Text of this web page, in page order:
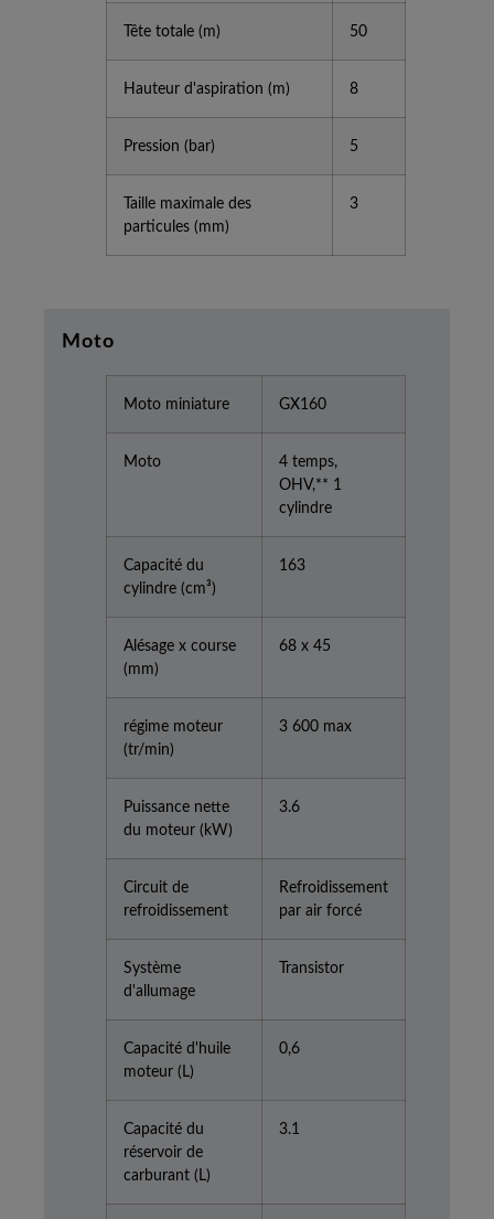
Tête totale (m) 50
Hauteur d'aspiration (m) 8
Pression (bar) 5
Taille maximale des
particules (mm)
3
Moto
Moto miniature GX160
Moto
4 temps,
OHV,** 1
cylindre
Capacité du
cylindre (cm³)
163
Alésage x course
(mm)
68 x 45
régime moteur
(tr/min)
3 600 max
Puissance nette
du moteur (kW)
3.6
Circuit de
refroidissement
Refroidissement
par air forcé
Système
d'allumage
Transistor
Capacité d'huile
moteur (L)
0,6
Capacité du
réservoir de
carburant (L)
3.1